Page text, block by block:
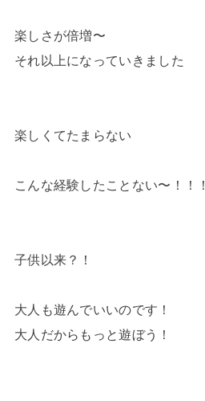
楽しさが倍増〜
それ以上になっていきました
楽しくてたまらない
こんな経験したことない〜！！！
子供以来？！
大人も遊んでいいのです！
大人だからもっと遊ぼう！